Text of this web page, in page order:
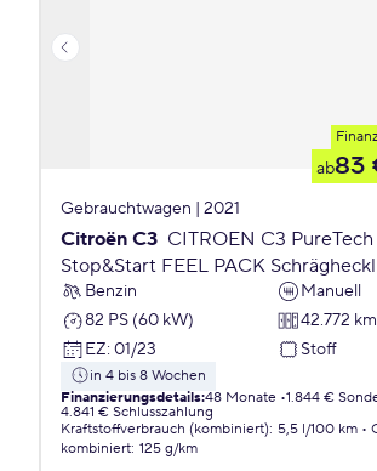
ab83
Gebrauchtwagen | 2021
Citroën C3 CITROEN C3 PureTech
Stop&Start FEEL PACK
Benzin
Manuell
82 PS (60 kW)
42.772 km
EZ: 01/23 Stoff
in 4 bis 8 Wochen
Finanzierungsdetails:48 Monate 1.844 €
4.841 € Schlusszahlung
Kraftstoffverbrauch (kombiniert): 5,5 l/100 km
kombiniert: 125 g/km